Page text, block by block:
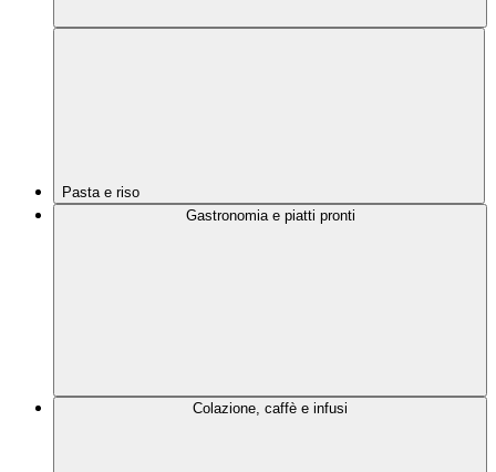
Pasta e riso
Gastronomia e piatti pronti
Colazione, caffè e infusi